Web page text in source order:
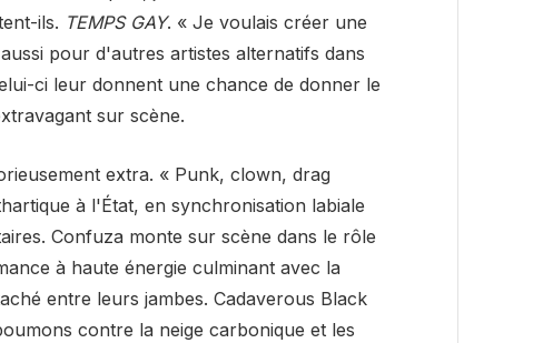
ils. TEMPS GAY. « Je voulais créer une
pour d'autres artistes alternatifs dans
ci leur donnent une chance de donner le
sur scène.
extra. « Punk, clown, drag
à l'État, en synchronisation labiale
Confuza monte sur scène dans le rôle
à haute énergie culminant avec la
entre leurs jambes. Cadaverous Black
contre la neige carbonique et les